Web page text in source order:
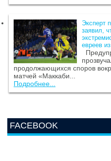
Эксперт
заявил,
евреев
продолжающихся споров
матчей «Маккаби...
Подробнее...
FACEBOOK